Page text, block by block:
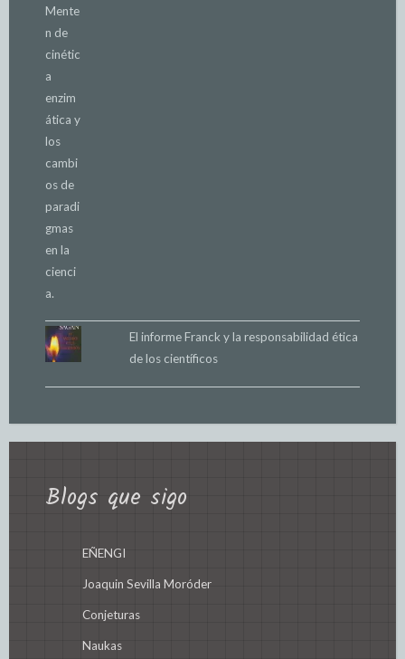
El informe Franck y la responsabilidad ética
de los científicos
Blogs que sigo
EÑENGI
Joaquin Sevilla Moróder
Conjeturas
Naukas